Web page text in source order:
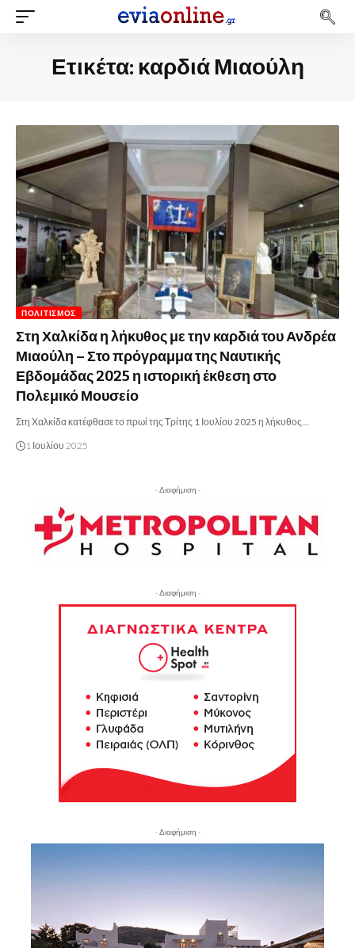
Ετικέτα: καρδιά Μιαούλη
ΠΟΛΙΤΙΣΜΌΣ
Στη Χαλκίδα η λήκυθος με την καρδιά του Ανδρέα
Μιαούλη – Στο πρόγραμμα της Ναυτικής
Εβδομάδας 2025 η ιστορική έκθεση στο
Πολεμικό Μουσείο
Στη Χαλκίδα κατέφθασε το πρωί της Τρίτης 1 Ιουλίου 2025 η λήκυθος…
1 Ιουλίου 2025
- Διαφήμιση -
- Διαφήμιση -
- Διαφήμιση -